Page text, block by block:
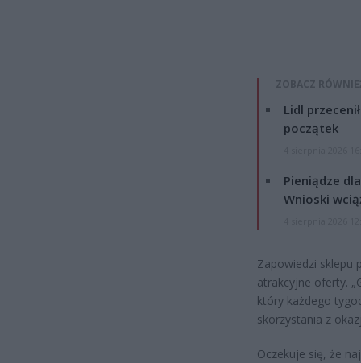
ZOBACZ
Lidl
początek
Pieniądze
Wnioski
Zapowiedzi sklepu
atrakcyjne oferty.
który każdego
skorzystania z
Oczekuje się, że